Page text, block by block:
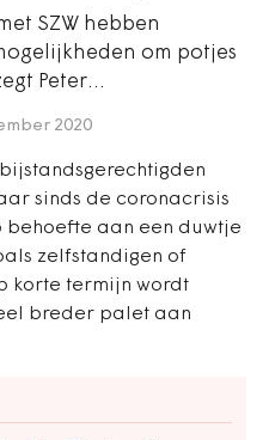
SZW hebben
om potjes
Peter…
2020
sinds de coronacrisis
behoefte aan een duwtje
zelfstandigen of
korte termijn wordt
breder palet aan